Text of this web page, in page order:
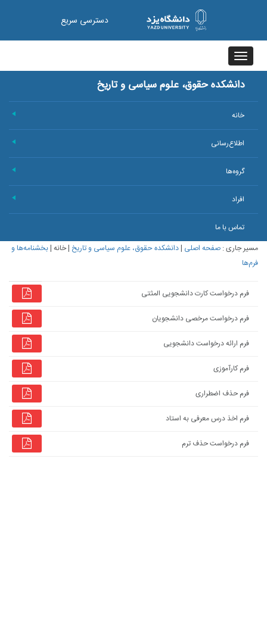
دسترسی سریع
Toggle
navigation
دانشکده حقوق، علوم سیاسی و تاریخ
خانه
اطلاع‌رسانی
گروه‌ها
افراد
تماس با ما
مسیر جاری :صفحه اصلی |دانشکده حقوق، علوم سیاسی و تاریخ |خانه|بخشنامه‌ها و
فرم‌ها
فرم درخواست کارت دانشجویی المثتی
فرم درخواست مرخصی دانشجویان
فرم ارائه درخواست دانشجویی
فرم کارآموزی
فرم حذف اضطراری
فرم اخذ درس معرفی به استاد
فرم درخواست حذف ترم